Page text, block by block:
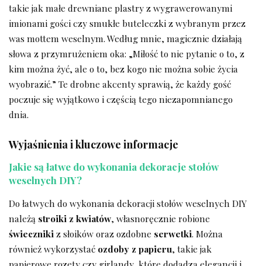
takie jak małe drewniane ​plastry z wygrawerowanymi
imionami‍ gości czy smukłe buteleczki z wybranym⁢ przez
was mottem weselnym. Według⁢ mnie, ‍magicznie działają‌
słowa ⁢z przymrużeniem oka: „Miłość to nie ​pytanie o to,‌ z
kim można żyć, ale‍ o to, bez kogo nie można‌ sobie życia
wyobrazić.” Te drobne akcenty sprawią, że każdy gość
poczuje się wyjątkowo‍ i częścią ⁢tego niezapomnianego
dnia.
Wyjaśnienia i kluczowe informacje
Jakie są łatwe do wykonania dekoracje stołów
weselnych DIY?
Do łatwych‍ do ⁣wykonania dekoracji ‌stołów weselnych DIY
należą stroiki⁢ z kwiatów, własnoręcznie ⁣robione
świecznikiz ‌słoików oraz ozdobne serwetki. Można
również wykorzystać ozdoby z‍ papieru, takie ⁢jak